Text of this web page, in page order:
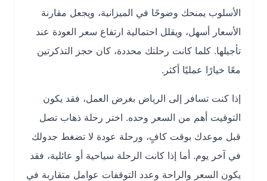
الأسلوب يمنحك وضوحًا في الميزانية، ويجعل مقارنة
الأسعار أسهل، ويقلل احتمالية ارتفاع سعر العودة عند
تأجيلها. كلما كانت رحلتك محددة، كان حجز التذكرتين
معًا خيارًا عمليًا أكثر.
إذا كنت تسافر إلى الرياض بغرض العمل، فقد يكون
التوقيت أهم من السعر وحده. اختر رحلة ذهاب تصل
قبل موعدك بوقت كافٍ، ورحلة عودة لا تضغط جدولك
في آخر يوم. أما إذا كانت الرحلة سياحية أو عائلية، فقد
يكون السعر والراحة وعدد التوقفات عوامل متقاربة في